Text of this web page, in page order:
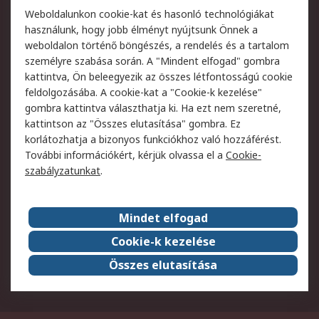
Szolgáltatások
Jogi
Adatvédelmi
szabályzat
Az RS értékesítési
feltételei
Cookie szabályzat
Email biztonság
Webhelyre vonatkozó
feltételek
Weboldal felhasználói
szabályzata
Képviseletek
Rólunk
Vállalatcsoport
Karrier
Díjak és elismerések
ESG globális célok
Weboldalunkon cookie-kat és hasonló technológiákat
használunk, hogy jobb élményt nyújtsunk Önnek a
weboldalon történő böngészés, a rendelés és a tartalom
személyre szabása során. A "Mindent elfogad" gombra
kattintva, Ön beleegyezik az összes létfontosságú cookie
feldolgozásába. A cookie-kat a "Cookie-k kezelése"
gombra kattintva választhatja ki. Ha ezt nem szeretné,
kattintson az "Összes elutasítása" gombra. Ez
korlátozhatja a bizonyos funkciókhoz való hozzáférést.
További információkért, kérjük olvassa el a Cookie-
szabályzatunkat.
Mindet elfogad
Cookie-k kezelése
Összes elutasítása